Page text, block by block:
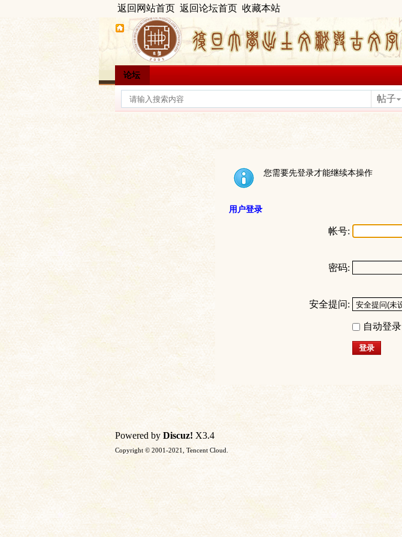
返回网站首页 返回论坛首页 收藏本站
论坛
帖子
您需要先登录才能继续本操作
用户登录
帐号:
密码:
安全提问:
自动登录
登录
Powered by Discuz! X3.4
Copyright © 2001-2021, Tencent Cloud.